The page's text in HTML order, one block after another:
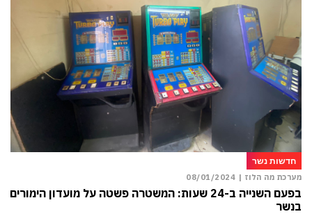
חדשות נשר
מערכת מה הלוז | 08/01/2024
בפעם השנייה ב-24 שעות: המשטרה פשטה על מועדון הימורים
בנשר